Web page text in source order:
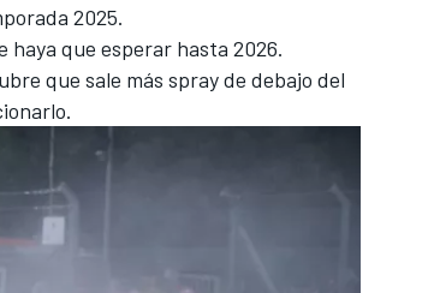
2025.
haya que esperar hasta 2026.
que sale más spray de debajo del